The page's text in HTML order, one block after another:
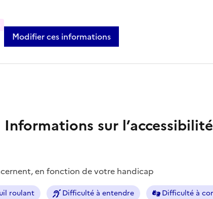
Modifier ces informations
Informations sur l’accessibilité
en fonction de votre handicap
roulant Difficulté à entendre Difficulté à